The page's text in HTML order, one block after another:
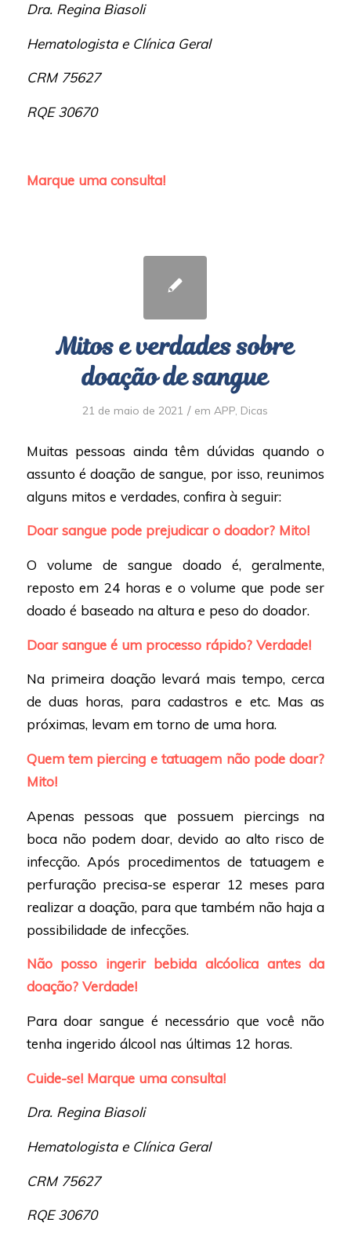
Dra. Regina Biasoli
Hematologista e Clínica Geral
CRM 75627
RQE 30670
Marque uma consulta!
Mitos e verdades sobre
doação de sangue
21 de maio de 2021 / em APP Dicas
Muitas pessoas ainda têm dúvidas quando o
assunto é doação de sangue, por isso, reunimos
alguns mitos e verdades, confira à seguir:
Doar sangue pode prejudicar o doador? Mito!
O volume de sangue doado é, geralmente,
reposto em 24 horas e o volume que pode ser
doado é baseado na altura e peso do doador.
Doar sangue é um processo rápido? Verdade!
Na primeira doação levará mais tempo, cerca
de duas horas, para cadastros e etc. Mas as
próximas, levam em torno de uma hora.
Quem tem piercing e tatuagem não pode doar?
Mito!
Apenas pessoas que possuem piercings na
boca não podem doar, devido ao alto risco de
infecção. Após procedimentos de tatuagem e
perfuração precisa-se esperar 12 meses para
realizar a doação, para que também não haja a
possibilidade de infecções.
Não posso ingerir bebida alcóolica antes da
doação? Verdade!
Para doar sangue é necessário que você não
tenha ingerido álcool nas últimas 12 horas.
Cuide-se! Marque uma consulta!
Dra. Regina Biasoli
Hematologista e Clínica Geral
CRM 75627
RQE 30670